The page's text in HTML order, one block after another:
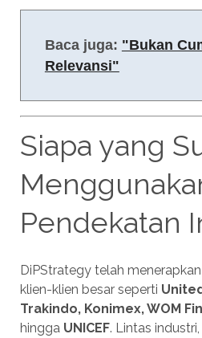
Baca juga: "Bukan
Relevansi"
Siapa yang
Pendekatan
DiPStrategy telah
klien-klien besar seperti
Trakindo, Konimex, WOM
hingga UNICEF. Lintas